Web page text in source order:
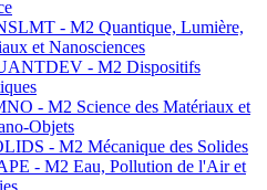
- M2 Quantique, Lumière,
et Nanosciences
- M2 Dispositifs
- M2 Science des Matériaux et
Objets
- M2 Mécanique des Solides
- M2 Eau, Pollution de l'Air et